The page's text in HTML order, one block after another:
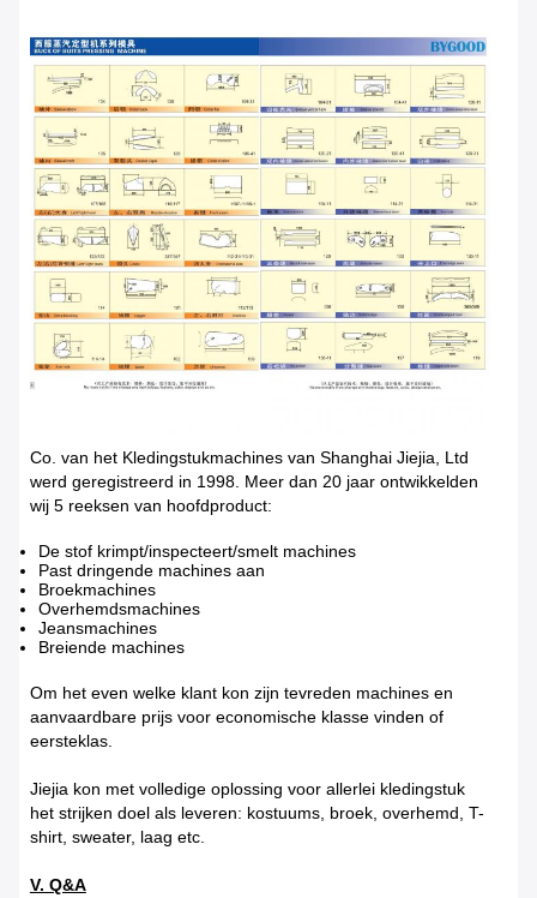
Co. van het Kledingstukmachines van Shanghai Jiejia, Ltd
werd geregistreerd in 1998. Meer dan 20 jaar ontwikkelden
wij 5 reeksen van hoofdproduct:
De stof krimpt/inspecteert/smelt machines
Past dringende machines aan
Broekmachines
Overhemdsmachines
Jeansmachines
Breiende machines
Om het even welke klant kon zijn tevreden machines en
aanvaardbare prijs voor economische klasse vinden of
eersteklas.
Jiejia kon met volledige oplossing voor allerlei kledingstuk
het strijken doel als leveren: kostuums, broek, overhemd, T-
shirt, sweater, laag etc.
V. Q&A